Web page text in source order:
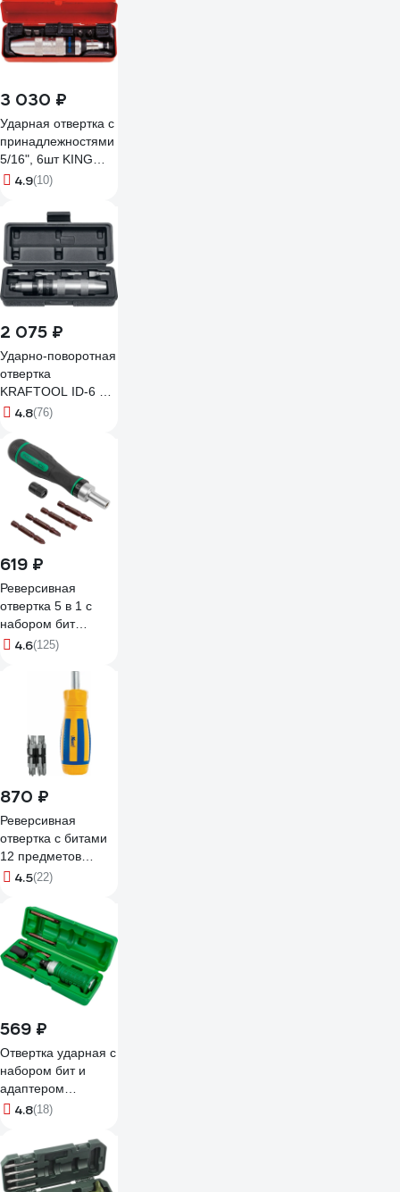
3 030 ₽
Ударная отвертка с
принадлежностями
5/16", 6шт KING
TONY 4112FR
4.9(10)
2 075 ₽
Ударно-поворотная
отвертка
KRAFTOOL ID-6 6
предметов 25555
4.8(76)
619 ₽
Реверсивная
отвертка 5 в 1 с
набором бит
Rockforce RF-
4.6(125)
870 ₽
Реверсивная
отвертка с битами
12 предметов
KRAFT KT 700406
4.5(22)
569 ₽
Отвертка ударная с
набором бит и
адаптером
Rockforce 8
5064S(62228)
4.8(18)